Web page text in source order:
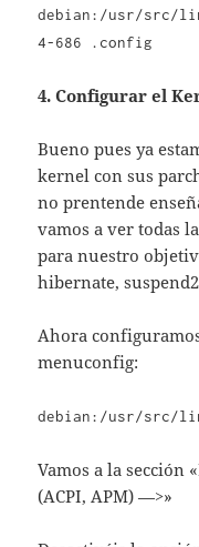
debian:/usr/src/
4-686 .config
4. Configurar el
Bueno pues ya
kernel con sus
no prentende
vamos a ver todas
para nuestro
hibernate,
Ahora
menuconfig:
debian:/usr/src/
Vamos a la sección
(ACPI, APM) —>»